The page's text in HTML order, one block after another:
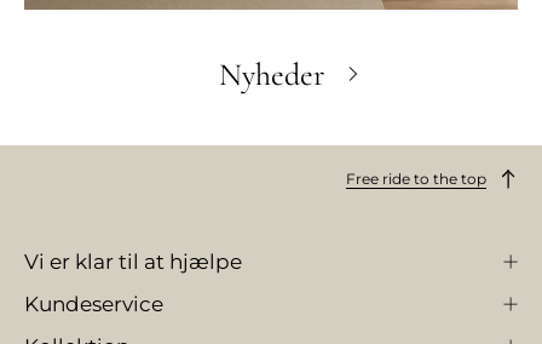
Nyheder
Free ride to the top
Vi er klar til at hjælpe
Kundeservice